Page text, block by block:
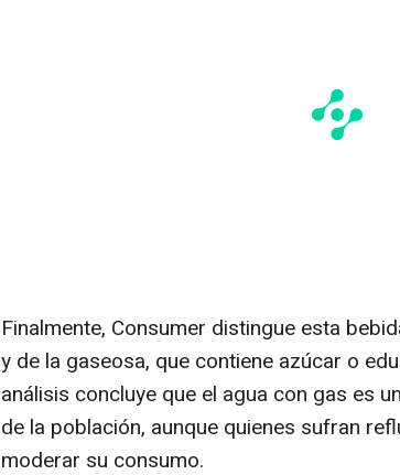
Finalmente, Consumer distingue esta
y de la gaseosa, que contiene azúcar o
análisis concluye que el agua con gas es
de la población, aunque quienes sufran
moderar su consumo.